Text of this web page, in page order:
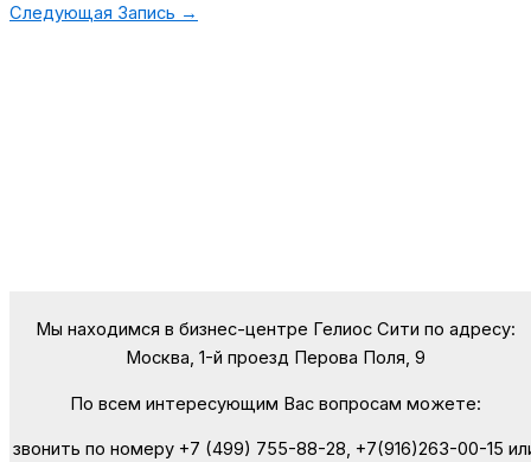
Следующая Запись →
Мы находимся в бизнес-центре Гелиос Сити по адресу:
Москва, 1-й проезд Перова Поля, 9
По всем интересующим Вас вопросам можете:
звонить по номеру +7 (499) 755-88-28, +7(916)263-00-15